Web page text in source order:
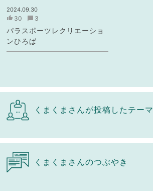
2024.09.30
30 3
パラスポーツレクリエーショ
ンひろば
くまくまさんが投稿したテーマ
くまくまさんのつぶやき